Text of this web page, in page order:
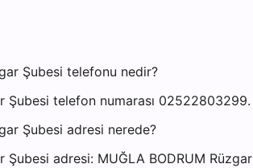
Şubesi telefonu nedir?
telefon numarası 02522803299.
Şubesi adresi nerede?
adresi: MUĞLA BODRUM